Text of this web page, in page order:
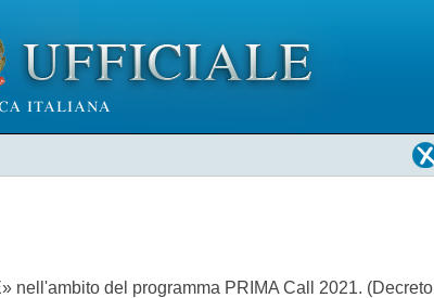
nell'ambito del programma PRIMA Call 2021. (Decreto